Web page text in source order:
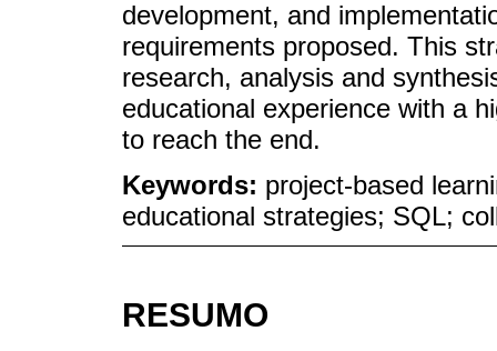
development, and
requirements proposed. This
research, analysis and
educational experience with a
to reach the end.
Keywords: project-based
educational strategies; SQL;
RESUMO